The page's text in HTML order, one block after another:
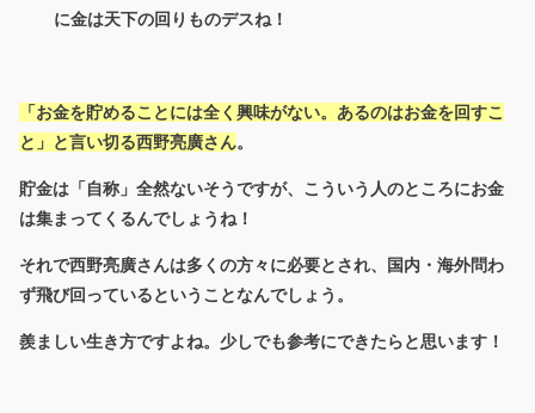
に金は天下の回りものデスね！
「お金を貯めることには全く興味がない。あるのはお金を回すこ
と」と言い切る西野亮廣さん。
貯金は「自称」全然ないそうですが、こういう人のところにお金
は集まってくるんでしょうね！
それで西野亮廣さんは多くの方々に必要とされ、国内・海外問わ
ず飛び回っているということなんでしょう。
羨ましい生き方ですよね。少しでも参考にできたらと思います！